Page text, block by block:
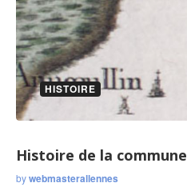
HISTOIRE
Histoire de la commune
bywebmasterallennes